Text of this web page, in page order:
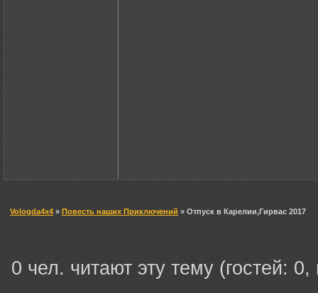
Vologda4x4 » Повесть наших Приключений » Отпуск в Карелии,Гирвас 2017
0 чел. читают эту тему (гостей: